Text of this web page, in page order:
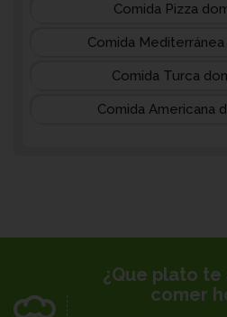
Comida Pizza
Comida
Comida Turca
Comida Americana
¿Que plato
comer